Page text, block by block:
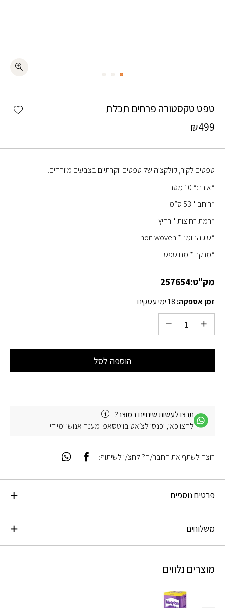
טפט טקסטורה פרחים תכלת
₪499
טפטים לקיר, קולקציה של טפטים יוקרתיים בצבעים מיוחדים.
*אורך:* 10 מטר
*רוחב:* 53 ס”מ
*רמת רחיצות:* רחיץ
*סוג החומר:* non woven
*מרקם:* מחוספס
מק"ט:257654
זמן אספקה: 18 ימי עסקים
הוספה לסל
תרצו לעשות שינויים במוצר?
לחצו כאן, וכנסו לצ׳אט בווטסאפ. מענה אנושי ומיידי!
פרטים נוספים
משלוחים
מוצרים נלווים
רוצה לשתף את החבר/ה? לחצ/י לשיתוף: